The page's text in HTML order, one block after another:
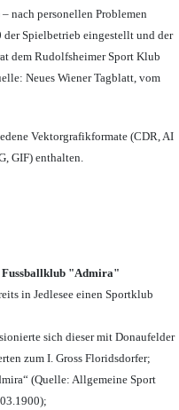
– nach personellen Problemen
der Spielbetrieb eingestellt und der
dem Rudolfsheimer Sport Klub
Neues Wiener Tagblatt, vom
Vektorgrafikformate (CDR, AI
GIF) enthalten.
"Admira"
in Jedlesee einen Sportklub
sich dieser mit Donaufelder
zum I. Gross Floridsdorfer;
(Quelle: Allgemeine Sport